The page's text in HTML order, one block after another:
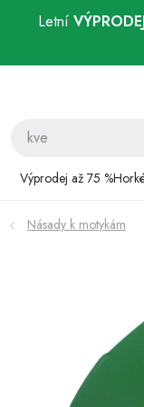
Letní
Výprodej až 75 %
Bazénová
Zahrada
Chovatelské
Násady k motykám